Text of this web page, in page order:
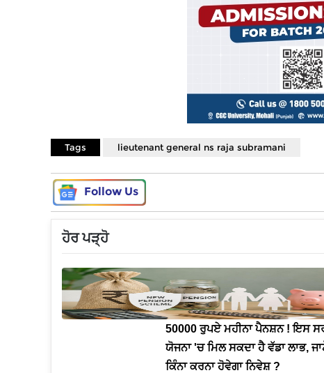
Tags lieutenant general ns raja subramani
Follow Us
ਹੋਰ ਪੜ੍ਹੋ
50000 ਰੁਪਏ ਮਹੀਨਾ ਪੈਨਸ਼ਨ ! ਇਸ
ਯੋਜਨਾ 'ਚ ਮਿਲ ਸਕਦਾ ਹੈ ਵੱਡਾ ਲਾਭ,
ਕਿੰਨਾ ਕਰਨਾ ਹੋਵੇਗਾ ਨਿਵੇਸ਼ ?